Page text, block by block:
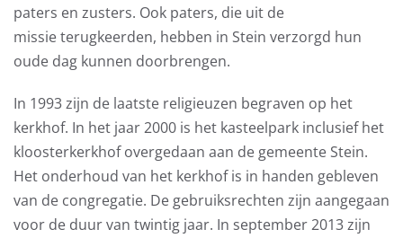
paters en zusters. Ook paters, die uit de
missie terugkeerden, hebben in Stein verzorgd hun
oude dag kunnen doorbrengen.
In 1993 zijn de laatste religieuzen begraven op het
kerkhof. In het jaar 2000 is het kasteelpark inclusief het
kloosterkerkhof overgedaan aan de gemeente Stein.
Het onderhoud van het kerkhof is in handen gebleven
van de congregatie. De gebruiksrechten zijn aangegaan
voor de duur van twintig jaar. In september 2013 zijn